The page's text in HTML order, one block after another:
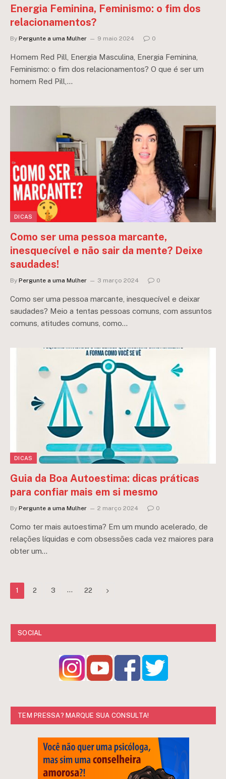
Energia Feminina, Feminismo: o fim dos
relacionamentos?
By Pergunte a uma Mulher 9 maio 2024 0
Homem Red Pill, Energia Masculina, Energia Feminina,
Feminismo: o fim dos relacionamentos? O que é ser um
homem Red Pill,…
DICAS
Como ser uma pessoa marcante,
inesquecível e não sair da mente? Deixe
saudades!
By Pergunte a uma Mulher 3 março 2024 0
Como ser uma pessoa marcante, inesquecível e deixar
saudades? Meio a tentas pessoas comuns, com assuntos
comuns, atitudes comuns, como…
DICAS
Guia da Boa Autoestima: dicas práticas
para confiar mais em si mesmo
By Pergunte a uma Mulher 2 março 2024 0
Como ter mais autoestima? Em um mundo acelerado, de
relações líquidas e com obsessões cada vez maiores para
obter um…
1 2 3 … 22 Next
SOCIAL
TEM PRESSA? MARQUE SUA CONSULTA!